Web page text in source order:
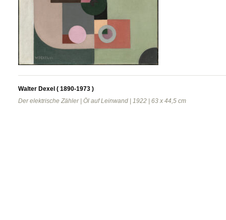
Walter Dexel ( 1890-1973 )
Der elektrische Zähler | Öl auf Leinwand | 1922 | 63 x 44,5 cm